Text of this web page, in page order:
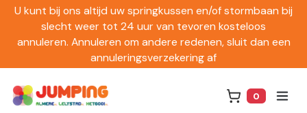
U kunt bij ons altijd uw springkussen en/of stormbaan bij
slecht weer tot 24 uur van tevoren kosteloos
annuleren. Annuleren om andere redenen, sluit dan een
annuleringsverzekering af
0